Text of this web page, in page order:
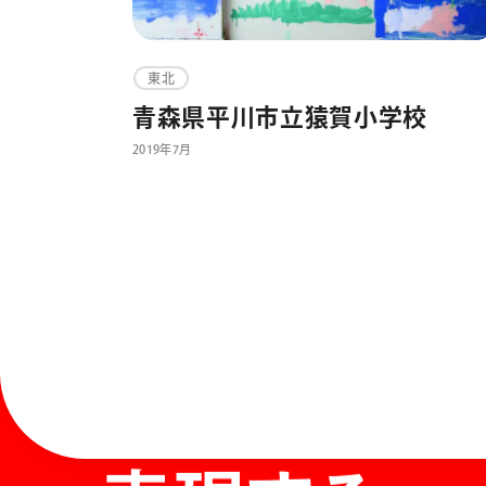
東北
青森県平川市立猿賀小学校
2019年7月